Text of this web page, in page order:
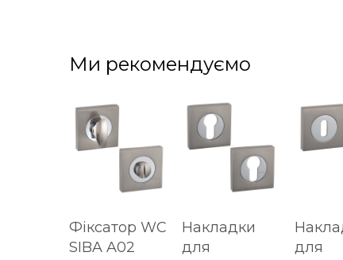
Ми рекомендуємо
Фіксатор WC
SIBA A02
Накладки
для
для